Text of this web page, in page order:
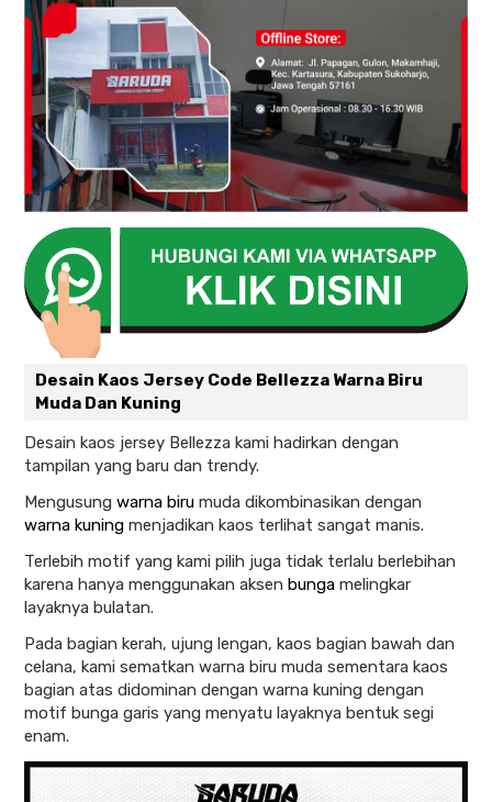
Desain Kaos Jersey Code Bellezza Warna Biru
Muda Dan Kuning
Desain kaos jersey Bellezza kami hadirkan dengan
tampilan yang baru dan trendy.
Mengusung warna biru muda dikombinasikan dengan
warna kuning menjadikan kaos terlihat sangat manis.
Terlebih motif yang kami pilih juga tidak terlalu berlebihan
karena hanya menggunakan aksen bunga melingkar
layaknya bulatan.
Pada bagian kerah, ujung lengan, kaos bagian bawah dan
celana, kami sematkan warna biru muda sementara kaos
bagian atas didominan dengan warna kuning dengan
motif bunga garis yang menyatu layaknya bentuk segi
enam.